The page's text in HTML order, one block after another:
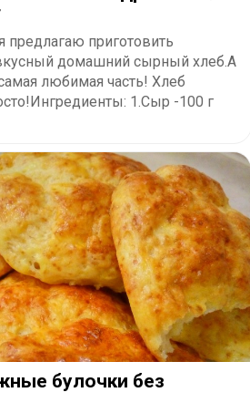
предлагаю приготовить
домашний сырный хлеб.А
любимая часть! Хлеб
1.Сыр -100 г
булочки без